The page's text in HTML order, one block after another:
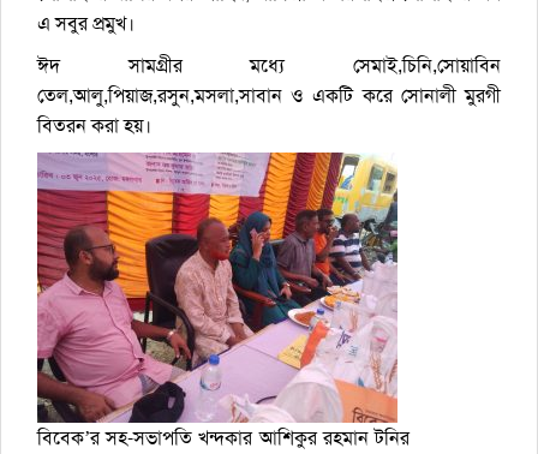
এ সবুর প্রমুখ।
ঈদ সামগ্রীর মধ্যে সেমাই,চিনি,সোয়াবিন
তেল,আলু,পিয়াজ,রসুন,মসলা,সাবান ও একটি করে সোনালী মুরগী
বিতরন করা হয়।
বিবেক’র সহ-সভাপতি খন্দকার আশিকুর রহমান টনির